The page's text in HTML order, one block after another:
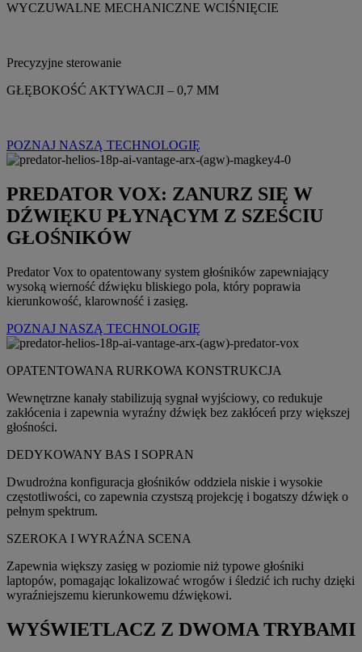
WYCZUWALNE MECHANICZNE WCIŚNIĘCIE
Precyzyjne sterowanie
GŁĘBOKOŚĆ AKTYWACJI – 0,7 MM
POZNAJ NASZĄ TECHNOLOGIĘ
PREDATOR VOX: ZANURZ SIĘ W
DŹWIĘKU PŁYNĄCYM Z SZEŚCIU
GŁOŚNIKÓW
Predator Vox to opatentowany system głośników zapewniający
wysoką wierność dźwięku bliskiego pola, który poprawia
kierunkowość, klarowność i zasięg.
POZNAJ NASZĄ TECHNOLOGIĘ
OPATENTOWANA RURKOWA KONSTRUKCJA
Wewnętrzne kanały stabilizują sygnał wyjściowy, co redukuje
zakłócenia i zapewnia wyraźny dźwięk bez zakłóceń przy większej
głośności.
DEDYKOWANY BAS I SOPRAN
Dwudrożna konfiguracja głośników oddziela niskie i wysokie
częstotliwości, co zapewnia czystszą projekcję i bogatszy dźwięk o
pełnym spektrum.
SZEROKA I WYRAŹNA SCENA
Zapewnia większy zasięg w poziomie niż typowe głośniki
laptopów, pomagając lokalizować wrogów i śledzić ich ruchy dzięki
wyraźniejszemu kierunkowemu dźwiękowi.
WYŚWIETLACZ Z DWOMA TRYBAMI